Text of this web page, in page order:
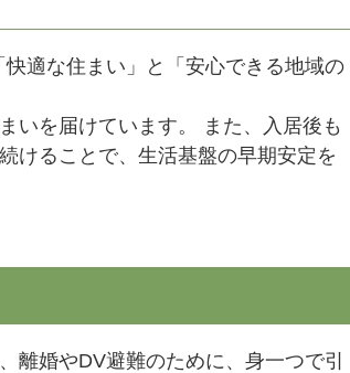
適な住まい」と「安心できる地域の
いを届けています。 また、入居後も
けることで、生活基盤の早期安定を
離婚やDV避難のために、身一つで引